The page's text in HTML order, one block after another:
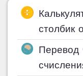
столбик
Перевод